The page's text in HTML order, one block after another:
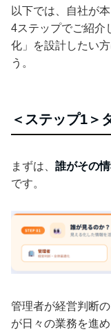
以下では、自社が
4ステップでご紹介
化」を設計したい
う。
＜ステップ1＞
まずは、 誰がその
です。
管理者が経営判断
が日々の業務を進